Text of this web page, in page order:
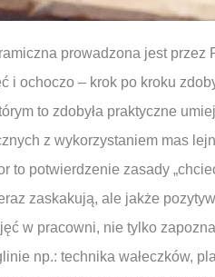
prowadzona jest przez
i ochoczo – krok po kroku
to zdobyła praktyczne
z wykorzystaniem mas
to potwierdzenie zasady
zaskakują, ale jakże
w pracowni, nie tylko
np.: technika wałeczków,